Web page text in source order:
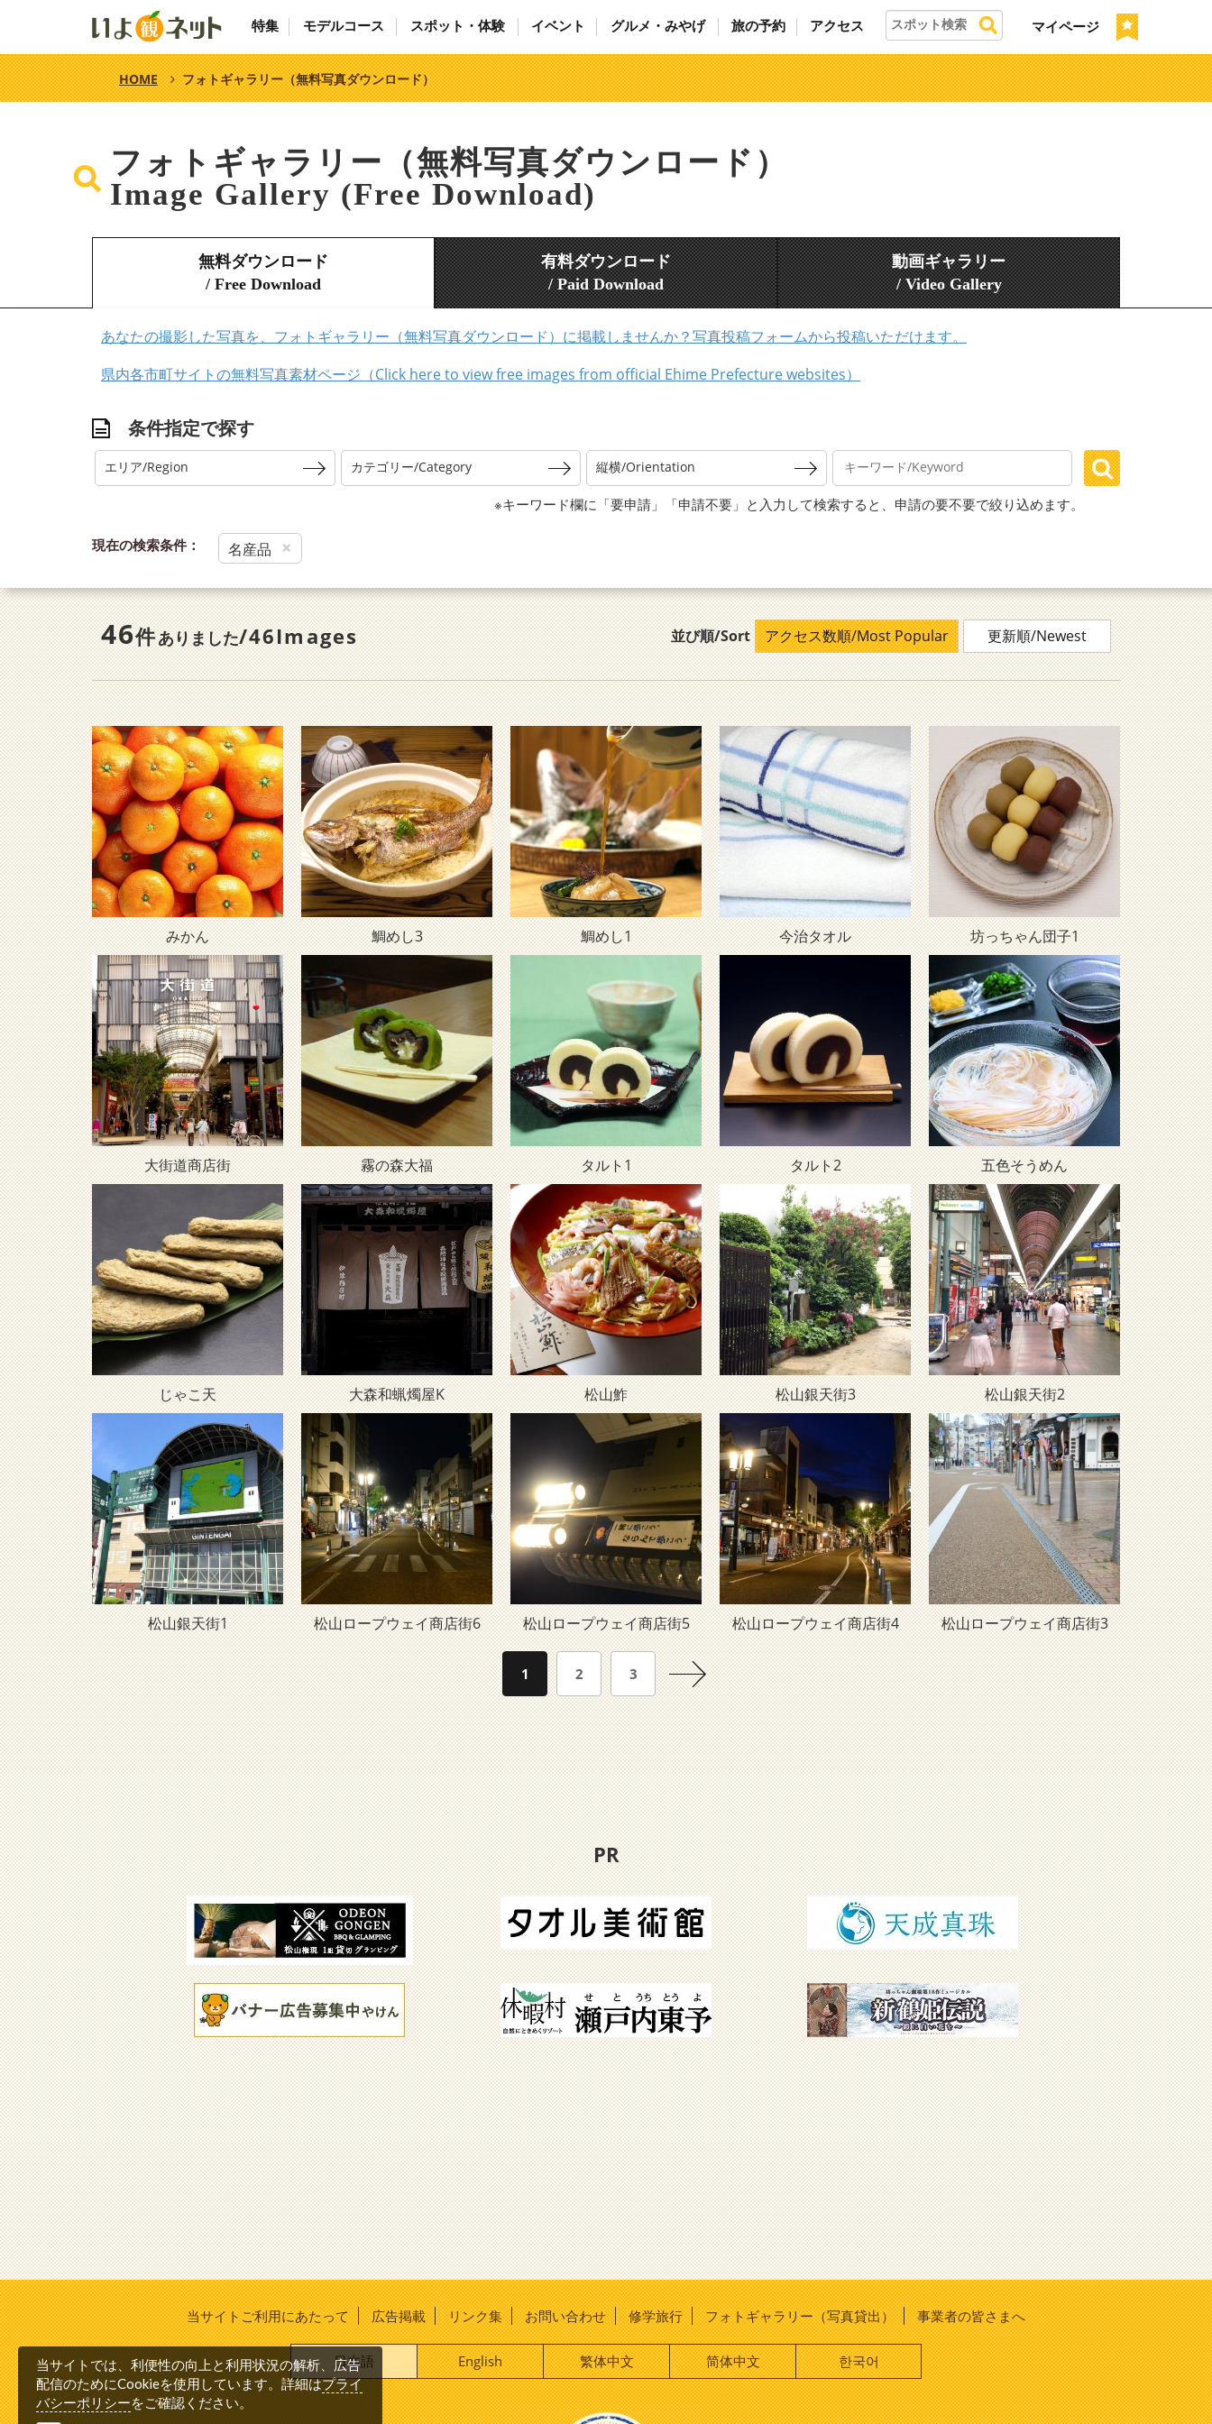
マイページ
特集 モデルコース スポット・体験 イベント グルメ・みやげ 旅の予約 アクセス
HOME フォトギャラリー（無料写真ダウンロード）
フォトギャラリー（無料写真ダウンロード）
Image Gallery (Free Download)
無料ダウンロード
/ Free Download
有料ダウンロード
/ Paid Download
動画ギャラリー
/ Video Gallery
あなたの撮影した写真を、フォトギャラリー（無料写真ダウンロード）に掲載しませんか？写真投稿フォームから投稿いただけます。
県内各市町サイトの無料写真素材ページ（Click here to view free images from official Ehime Prefecture websites）
条件指定で探す
エリア/Region カテゴリー/Category 縦横/Orientation
※キーワード欄に「要申請」「申請不要」と入力して検索すると、申請の要不要で絞り込めます。
現在の検索条件： 名産品 ×
46件ありました/46Images 並び順/Sort アクセス数順/Most Popular 更新順/Newest
みかん 鯛めし3 鯛めし1 今治タオル 坊っちゃん団子1
大街道商店街 霧の森大福 タルト1 タルト2 五色そうめん
じゃこ天 大森和蝋燭屋K 松山鮓 松山銀天街3 松山銀天街2
松山銀天街1 松山ロープウェイ商店街6 松山ロープウェイ商店街5 松山ロープウェイ商店街4 松山ロープウェイ商店街3
1 2 3
PR
当サイトご利用にあたって 広告掲載 リンク集 お問い合わせ 修学旅行 フォトギャラリー（写真貸出） 事業者の皆さまへ
日本語 English 繁体中文 简体中文 한국어
当サイトでは、利便性の向上と利用状況の解析、広告
配信のためにCookieを使用しています。詳細はプライ
バシーポリシーをご確認ください。